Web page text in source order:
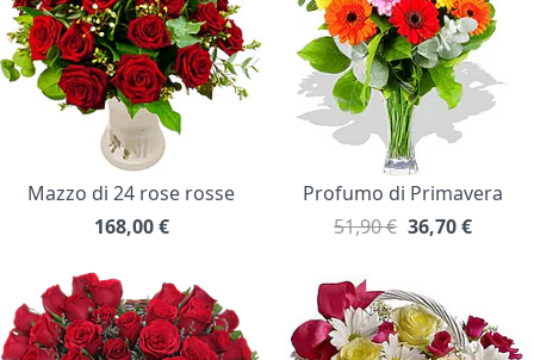
Mazzo di 24 rose rosse
168,00 €
Profumo di Primavera
51,90 € 36,70€